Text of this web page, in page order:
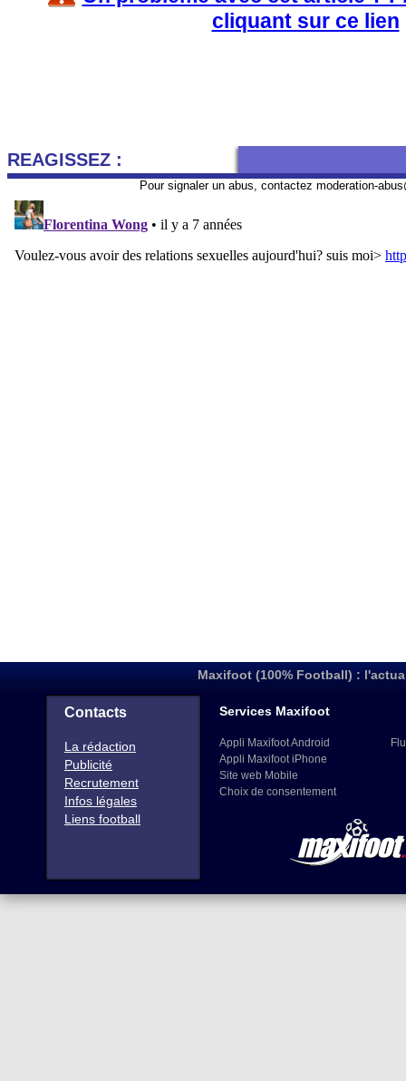
cliquant sur ce lien
REAGISSEZ :
Pour signaler un abus, contactez moderation-
Maxifoot (100% Football) :
Contacts
La rédaction
Publicité
Recrutement
Infos légales
Liens football
Services Maxifoot
Appli Maxifoot Android
Appli Maxifoot iPhone
Site web Mobile
Choix de consentement